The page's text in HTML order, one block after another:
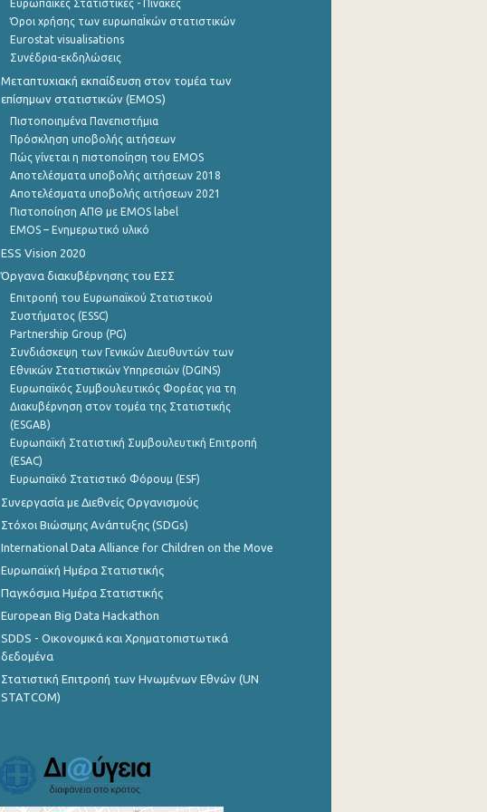
Ευρωπαϊκές Στατιστικές - Πίνακες
Όροι χρήσης των ευρωπαΪκών στατιστικών
Eurostat visualisations
Συνέδρια-εκδηλώσεις
Μεταπτυχιακή εκπαίδευση στον τομέα των
επίσημων στατιστικών (EMOS)
Πιστοποιημένα Πανεπιστήμια
Πρόσκληση υποβολής αιτήσεων
Πώς γίνεται η πιστοποίηση του EMOS
Αποτελέσματα υποβολής αιτήσεων 2018
Αποτελέσματα υποβολής αιτήσεων 2021
Πιστοποίηση ΑΠΘ με EMOS label
EMOS – Ενημερωτικό υλικό
ESS Vision 2020
Όργανα διακυβέρνησης του ΕΣΣ
Επιτροπή του Ευρωπαϊκού Στατιστικού
Συστήματος (ESSC)
Partnership Group (PG)
Συνδιάσκεψη των Γενικών Διευθυντών των
Εθνικών Στατιστικών Υπηρεσιών (DGINS)
Ευρωπαϊκός Συμβουλευτικός Φορέας για τη
Διακυβέρνηση στον τομέα της Στατιστικής
(ESGAB)
Ευρωπαϊκή Στατιστική Συμβουλευτική Επιτροπή
(ESAC)
Ευρωπαϊκό Στατιστικό Φόρουμ (ESF)
Συνεργασία με Διεθνείς Οργανισμούς
Στόχοι Βιώσιμης Ανάπτυξης (SDGs)
International Data Alliance for Children on the Move
Ευρωπαϊκή Ημέρα Στατιστικής
Παγκόσμια Ημέρα Στατιστικής
European Big Data Hackathon
SDDS - Οικονομικά και Χρηματοπιστωτικά
δεδομένα
Στατιστική Επιτροπή των Ηνωμένων Εθνών (UN
STATCOM)